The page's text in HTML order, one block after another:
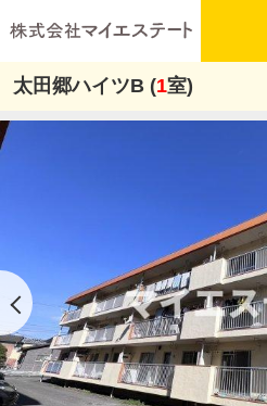
太田郷ハイツB (1室)